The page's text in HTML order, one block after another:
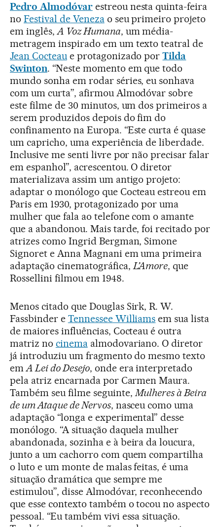
Pedro Almodóvarestreou nesta quinta-feira
no Festival de Venezao seu primeiro projeto
em inglês,A Voz Humana, um média-
metragem inspirado em um texto teatral de
Jean Cocteaue protagonizado porTilda
Swinton. “Neste momento em que todo
mundo sonha em rodar séries, eu sonhava
com um curta”, afirmou Almodóvar sobre
este filme de 30 minutos, um dos primeiros a
serem produzidos depois do fim do
confinamento na Europa. “Este curta é quase
um capricho, uma experiência de liberdade.
Inclusive me senti livre por não precisar falar
em espanhol”, acrescentou. O diretor
materializava assim um antigo projeto:
adaptar o monólogo que Cocteau estreou em
Paris em 1930, protagonizado por uma
mulher que fala ao telefone com o amante
que a abandonou. Mais tarde, foi recitado por
atrizes como Ingrid Bergman, Simone
Signoret e Anna Magnani em uma primeira
adaptação cinematográfica,L’Amore, que
Rossellini filmou em 1948.
Menos citado que Douglas Sirk, R. W.
Fassbinder e Tennessee Williams em sua lista
de maiores influências, Cocteau é outra
matriz no cinemaalmodovariano. O diretor
já introduziu um fragmento do mesmo texto
emA Lei do Desejo, onde era interpretado
pela atriz encarnada por Carmen Maura.
Também seu filme seguinte,Mulheres à Beira
de um Ataque de Nervos, nasceu como uma
adaptação “longa e experimental” desse
monólogo. “A situação daquela mulher
abandonada, sozinha e à beira da loucura,
junto a um cachorro com quem compartilha
o luto e um monte de malas feitas, é uma
situação dramática que sempre me
estimulou”, disse Almodóvar, reconhecendo
que esse contexto também o tocou no aspecto
pessoal. “Eu também vivi essa situação.